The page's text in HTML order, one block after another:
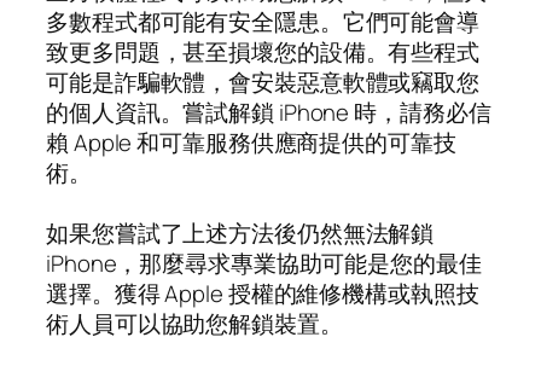
多數程式都可能有安全隱患。它們可能會導
致更多問題，甚至損壞您的設備。有些程式
可能是詐騙軟體，會安裝惡意軟體或竊取您
的個人資訊。嘗試解鎖 iPhone 時，請務必信
賴 Apple 和可靠服務供應商提供的可靠技
術。
如果您嘗試了上述方法後仍然無法解鎖
iPhone，那麼尋求專業協助可能是您的最佳
選擇。獲得 Apple 授權的維修機構或執照技
術人員可以協助您解鎖裝置。